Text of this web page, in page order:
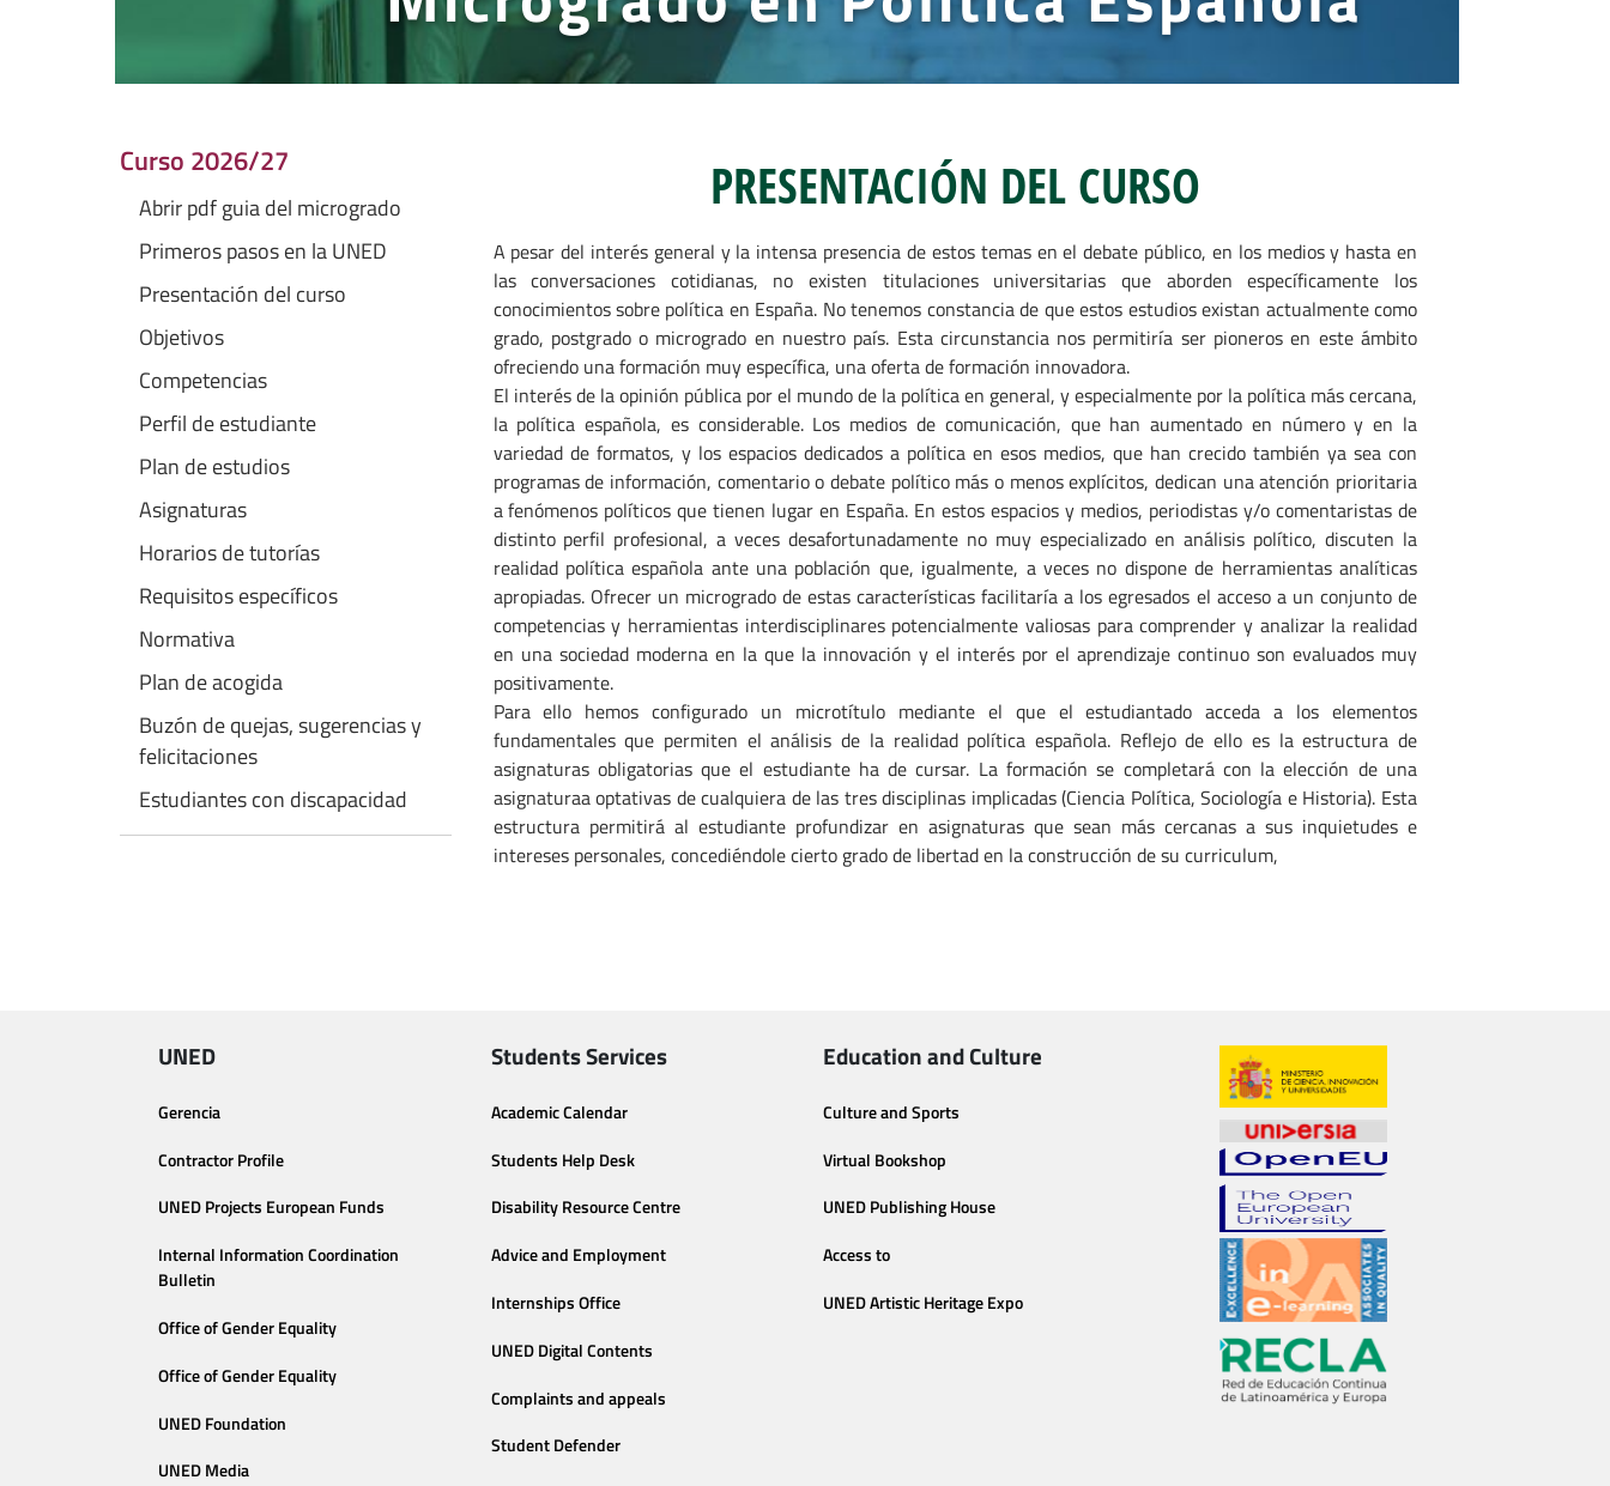
Curso 2026/27
Abrir pdf guia del microgrado
Primeros pasos en la UNED
Presentación del curso
Objetivos
Competencias
Perfil de estudiante
Plan de estudios
Asignaturas
Horarios de tutorías
Requisitos específicos
Normativa
Plan de acogida
Buzón de quejas, sugerencias y
felicitaciones
Estudiantes con discapacidad
PRESENTACIÓN DEL CURSO
A pesar del interés general y la intensa presencia de estos temas en el debate público, en los medios y hasta en
las conversaciones cotidianas, no existen titulaciones universitarias que aborden específicamente los
conocimientos sobre política en España. No tenemos constancia de que estos estudios existan actualmente como
grado, postgrado o microgrado en nuestro país. Esta circunstancia nos permitiría ser pioneros en este ámbito
ofreciendo una formación muy específica, una oferta de formación innovadora.
El interés de la opinión pública por el mundo de la política en general, y especialmente por la política más cercana,
la política española, es considerable. Los medios de comunicación, que han aumentado en número y en la
variedad de formatos, y los espacios dedicados a política en esos medios, que han crecido también ya sea con
programas de información, comentario o debate político más o menos explícitos, dedican una atención prioritaria
a fenómenos políticos que tienen lugar en España. En estos espacios y medios, periodistas y/o comentaristas de
distinto perfil profesional, a veces desafortunadamente no muy especializado en análisis político, discuten la
realidad política española ante una población que, igualmente, a veces no dispone de herramientas analíticas
apropiadas. Ofrecer un microgrado de estas características facilitaría a los egresados el acceso a un conjunto de
competencias y herramientas interdisciplinares potencialmente valiosas para comprender y analizar la realidad
en una sociedad moderna en la que la innovación y el interés por el aprendizaje continuo son evaluados muy
positivamente.
Para ello hemos configurado un microtítulo mediante el que el estudiantado acceda a los elementos
fundamentales que permiten el análisis de la realidad política española. Reflejo de ello es la estructura de
asignaturas obligatorias que el estudiante ha de cursar. La formación se completará con la elección de una
asignaturaa optativas de cualquiera de las tres disciplinas implicadas (Ciencia Política, Sociología e Historia). Esta
estructura permitirá al estudiante profundizar en asignaturas que sean más cercanas a sus inquietudes e
intereses personales, concediéndole cierto grado de libertad en la construcción de su curriculum,
UNED
Gerencia
Contractor Profile
UNED Projects European Funds
Internal Information Coordination
Bulletin
Office of Gender Equality
Office of Gender Equality
UNED Foundation
UNED Media
Students Services
Academic Calendar
Students Help Desk
Disability Resource Centre
Advice and Employment
Internships Office
UNED Digital Contents
Complaints and appeals
Student Defender
Education and Culture
Culture and Sports
Virtual Bookshop
UNED Publishing House
Access to
UNED Artistic Heritage Expo